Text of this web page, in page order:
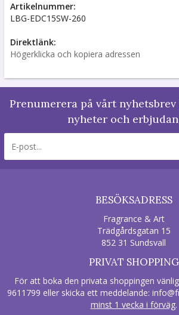
Artikelnummer:
LBG-EDC15SW-260
Direktlänk:
Högerklicka och kopiera adressen
Prenumerera på vårt
nyheter och
BESÖKSADRESS
Fragrance & Art
Trädgårdsgatan 15
852 31 Sundsvall
PRIVAT SHOPPING
För att boka den privata shoppingen
9611799 eller skicka ett meddelande:
minst 1 vecka i förväg.